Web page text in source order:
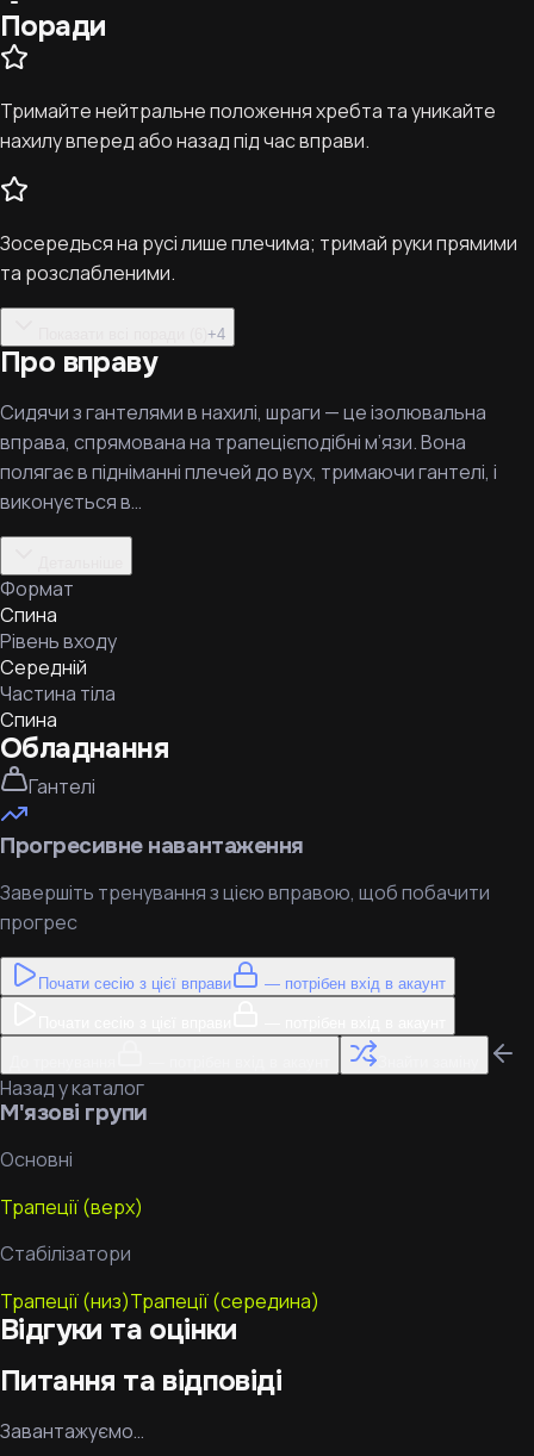
Поради
Тримайте нейтральне положення хребта та уникайте
нахилу вперед або назад під час вправи.
Зосередься на русі лише плечима; тримай руки прямими
та розслабленими.
+4
Про вправу
Сидячи з гантелями в нахилі, шраги — це ізолювальна
вправа, спрямована на трапецієподібні м’язи. Вона
полягає в підніманні плечей до вух, тримаючи гантелі, і
виконується в…
Формат
Спина
Рівень входу
Середній
Частина тіла
Спина
Обладнання
Гантелі
Прогресивне навантаження
Завершіть тренування з цією вправою, щоб побачити
прогрес
Почати сесію з цієї вправи — потрібен вхід в акаунт
Назад у каталог
М'язові групи
Основні
Трапеції (верх)
Стабілізатори
Трапеції (низ)Трапеції (середина)
Відгуки та оцінки
Питання та відповіді
Завантажуємо…